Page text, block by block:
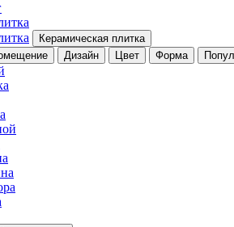
Керамическая плитка
Дизайн Цвет Форма